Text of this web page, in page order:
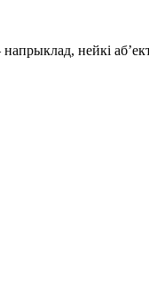
нейкі